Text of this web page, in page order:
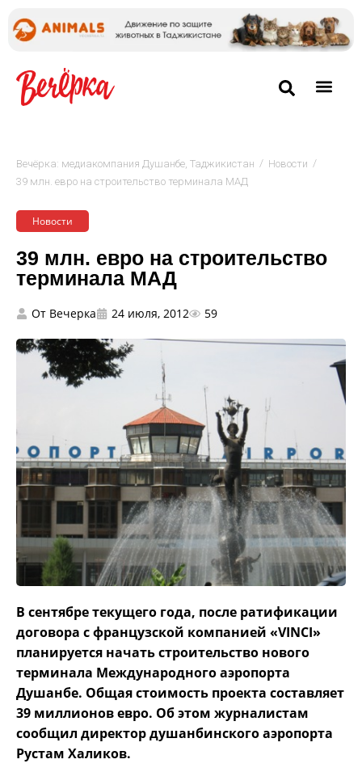
Вечёрка: медиакомпания Душанбе, Таджикистан / Новости /
39 млн. евро на строительство терминала МАД
Новости
39 млн. евро на строительство
терминала МАД
От Вечерка 24 июля, 2012 59
В сентябре текущего года, после ратификации
договора с французской компанией «VINCI»
планируется начать строительство нового
терминала Международного аэропорта
Душанбе. Общая стоимость проекта составляет
39 миллионов евро. Об этом журналистам
сообщил директор душанбинского аэропорта
Рустам Халиков.